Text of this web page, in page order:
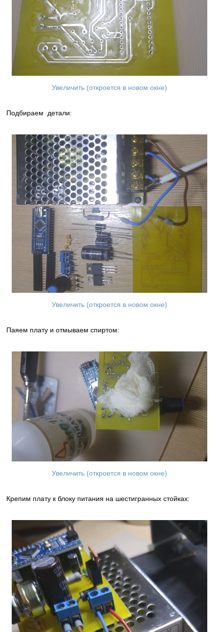
Увеличить (откроется в новом окне)
Подбираем детали:
Увеличить (откроется в новом окне)
Паяем плату и отмываем спиртом:
Увеличить (откроется в новом окне)
Крепим плату к блоку питания на шестигранных стойках: